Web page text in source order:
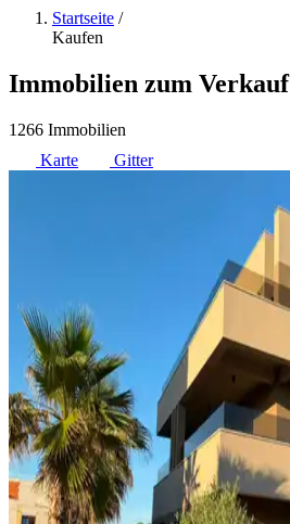
Startseite /
Kaufen
Immobilien zum Verkauf
1266 Immobilien
Karte
Gitter